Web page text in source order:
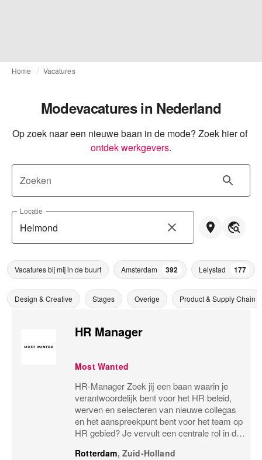
Home Vacatures
Modevacatures in Nederland
Op zoek naar een nieuwe baan in de mode? Zoek hier of
ontdek werkgevers.
Zoeken
Locatie
Vacatures bij mij in de buurt Amsterdam 392 Lelystad 177
Design & Creative Stages Overige Product & Supply Chain
HR Manager
Most Wanted
HR-Manager Zoek jij een baan waarin je
verantwoordelijk bent voor het HR beleid,
werven en selecteren van nieuwe collegas
en het aanspreekpunt bent voor het team op
HR gebied? Je vervult een centrale rol in de
verantwoordelijk voor het waarborgen van
Rotterdam, Zuid-Holland